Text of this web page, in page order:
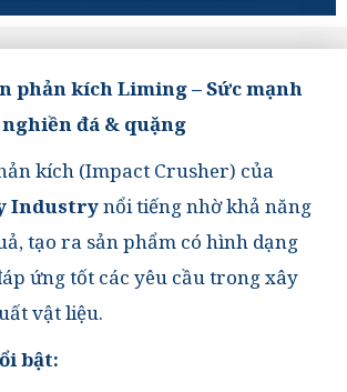
phản kích Liming – Sức mạnh
đá & quặng
kích (Impact Crusher) của
Industrynổi tiếng nhờ khả năng
tạo ra sản phẩm có hình dạng
ứng tốt các yêu cầu trong xây
vật liệu.
bật: